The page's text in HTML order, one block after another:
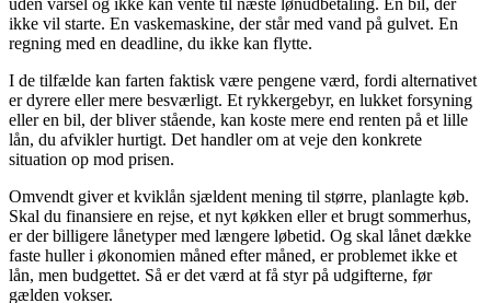
uden varsel og ikke kan vente til næste lønudbetaling. En bil, der
ikke vil starte. En vaskemaskine, der står med vand på gulvet. En
regning med en deadline, du ikke kan flytte.
I de tilfælde kan farten faktisk være pengene værd, fordi alternativet
er dyrere eller mere besværligt. Et rykkergebyr, en lukket forsyning
eller en bil, der bliver stående, kan koste mere end renten på et lille
lån, du afvikler hurtigt. Det handler om at veje den konkrete
situation op mod prisen.
Omvendt giver et kviklån sjældent mening til større, planlagte køb.
Skal du finansiere en rejse, et nyt køkken eller et brugt sommerhus,
er der billigere lånetyper med længere løbetid. Og skal lånet dække
faste huller i økonomien måned efter måned, er problemet ikke et
lån, men budgettet. Så er det værd at få styr på udgifterne, før
gælden vokser.